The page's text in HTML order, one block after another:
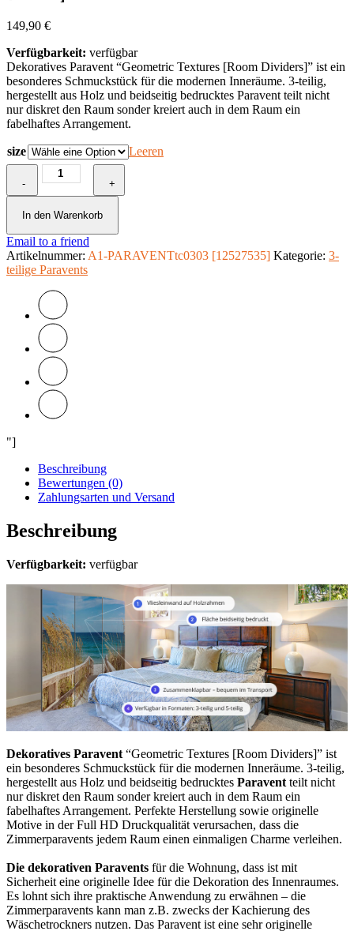
149,90 €
Verfügbarkeit: verfügbar
Dekoratives Paravent “Geometric Textures [Room Dividers]” ist ein
besonderes Schmuckstück für die modernen Inneräume. 3-teilig,
hergestellt aus Holz und beidseitig bedrucktes Paravent teilt nicht
nur diskret den Raum sonder kreiert auch in dem Raum ein
fabelhaftes Arrangement.
size Leeren
-
teiliges
Paravent
-
Textures
[Room
Dividers]
+
In den Warenkorb
Email to a friend
Artikelnummer: A1-PARAVENTtc0303 [12527535] Kategorie: 3-
teilige Paravents
"]
Beschreibung
Bewertungen (0)
Zahlungsarten und Versand
Beschreibung
Verfügbarkeit: verfügbar
Dekoratives Paravent “Geometric Textures [Room Dividers]” ist
ein besonderes Schmuckstück für die modernen Inneräume. 3-teilig,
hergestellt aus Holz und beidseitig bedrucktes Paravent teilt nicht
nur diskret den Raum sonder kreiert auch in dem Raum ein
fabelhaftes Arrangement. Perfekte Herstellung sowie originelle
Motive in der Full HD Druckqualität verursachen, dass die
Zimmerparavents jedem Raum einen einmaligen Charme verleihen.
Die dekorativen Paravents für die Wohnung, dass ist mit
Sicherheit eine originelle Idee für die Dekoration des Innenraumes.
Es lohnt sich ihre praktische Anwendung zu erwähnen – die
Zimmerparavents kann man z.B. zwecks der Kachierung des
Wäschetrockners nutzen. Das Paravent ist eine sehr originelle